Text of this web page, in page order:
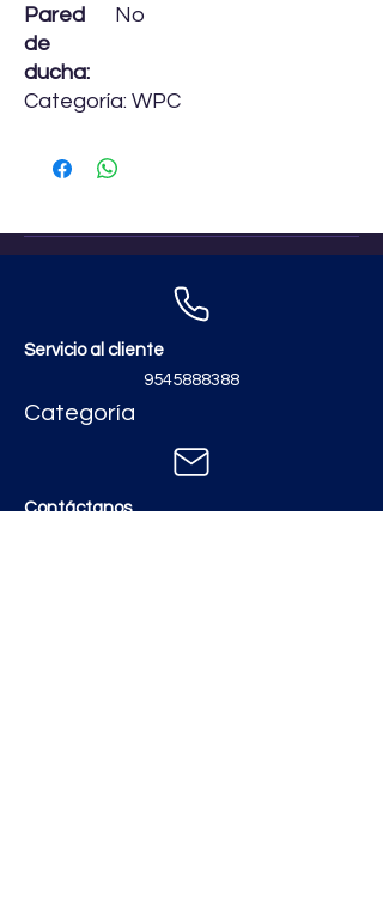
Pared
de
ducha:
No
Categoría: WPC
Servicio al cliente
9545888388
Categoría
Contáctanos